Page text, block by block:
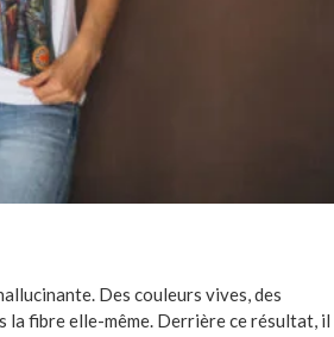
Des couleurs vives, des
la fibre elle-même. Derrière ce résultat, il